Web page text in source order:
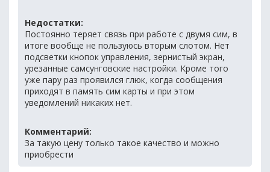
Недостатки:
Постоянно теряет связь при работе с двумя сим, в
итоге вообще не пользуюсь вторым слотом. Нет
подсветки кнопок управления, зернистый экран,
урезанные самсунговские настройки. Кроме того
уже пару раз проявился глюк, когда сообщения
приходят в память сим карты и при этом
уведомлений никаких нет.
Комментарий:
За такую цену только такое качество и можно
приобрести